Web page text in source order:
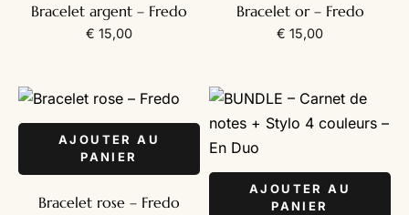
Bracelet argent – Fredo
€ 15,00
Bracelet or – Fredo
€ 15,00
AJOUTER AU
PANIER
Bracelet rose – Fredo
AJOUTER AU
PANIER